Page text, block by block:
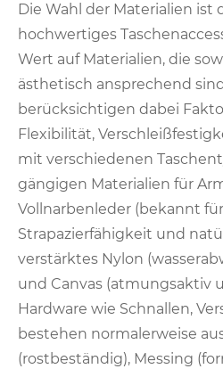
Die Wahl der Materialien ist
hochwertiges
Wert auf Materialien, die
ästhetisch ansprechend
berücksichtigen dabei
Flexibilität,
mit verschiedenen
gängigen Materialien für
Vollnarbenleder (bekannt
Strapazierfähigkeit und
verstärktes Nylon
und Canvas (atmungsaktiv
Hardware wie Schnallen,
bestehen normalerweise
(rostbeständig), Messing